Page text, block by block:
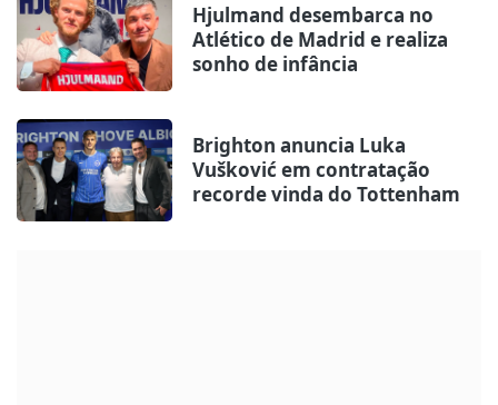
Hjulmand desembarca no
Atlético de Madrid e realiza
sonho de infância
Brighton anuncia Luka
Vušković em contratação
recorde vinda do Tottenham